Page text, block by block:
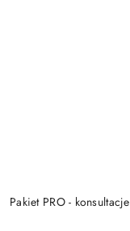
Pakiet PRO - konsultacje